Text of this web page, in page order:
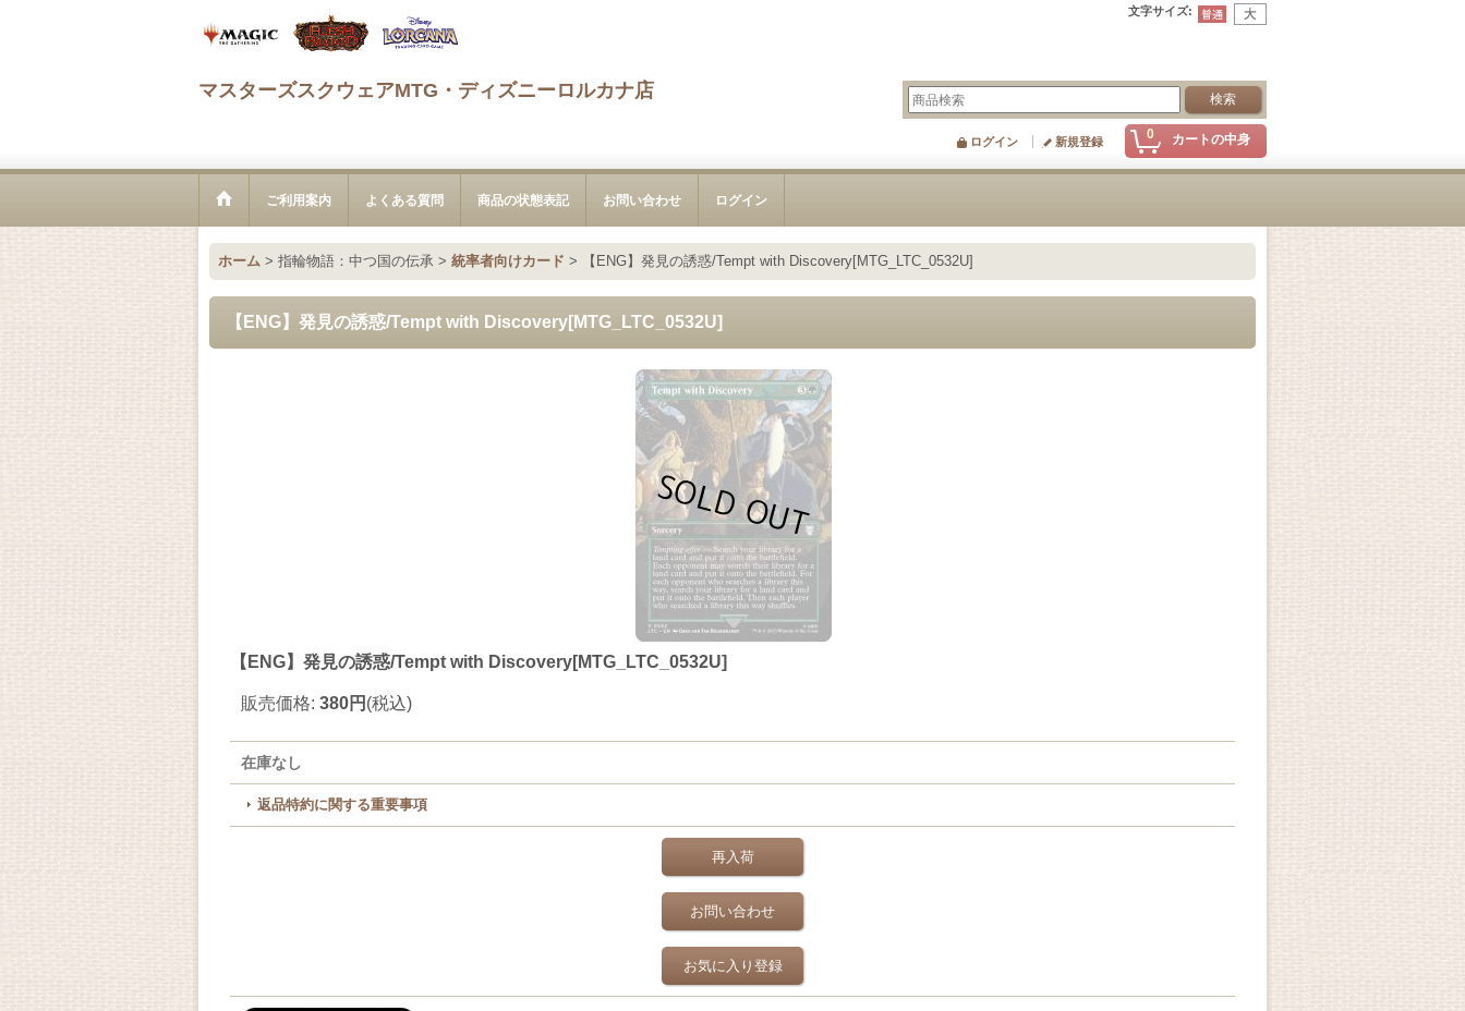
文字サイズ:
マスターズスクウェアMTG・ディズニーロルカナ店
0 カートの中身
ログイン 新規登録
ご利用案内 よくある質問 商品の状態表記 お問い合わせ ログイン
ホーム > 指輪物語：中つ国の伝承 > 統率者向けカード > 【ENG】発見の誘惑/Tempt with Discovery[MTG_LTC_0532U]
【ENG】発見の誘惑/Tempt with Discovery[MTG_LTC_0532U]
【ENG】発見の誘惑/Tempt with Discovery[MTG_LTC_0532U]
販売価格: 380円 (税込)
在庫なし
返品特約に関する重要事項
再入荷
お問い合わせ
お気に入り登録